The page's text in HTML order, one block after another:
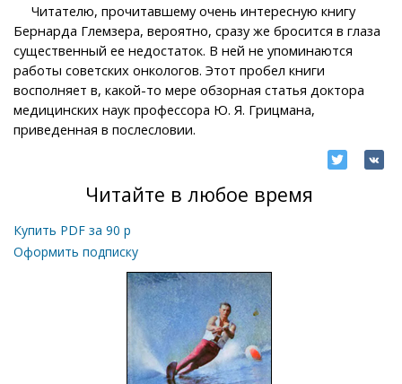
Читателю, прочитавшему очень интересную книгу
Бернарда Глемзера, вероятно, сразу же бросится в глаза
существенный ее недостаток. В ней не упоминаются
работы советских онкологов. Этот пробел книги
восполняет в, какой-то мере обзорная статья доктора
медицинских наук профессора Ю. Я. Грицмана,
приведенная в послесловии.
Читайте в любое время
Купить PDF за 90 р
Оформить подписку